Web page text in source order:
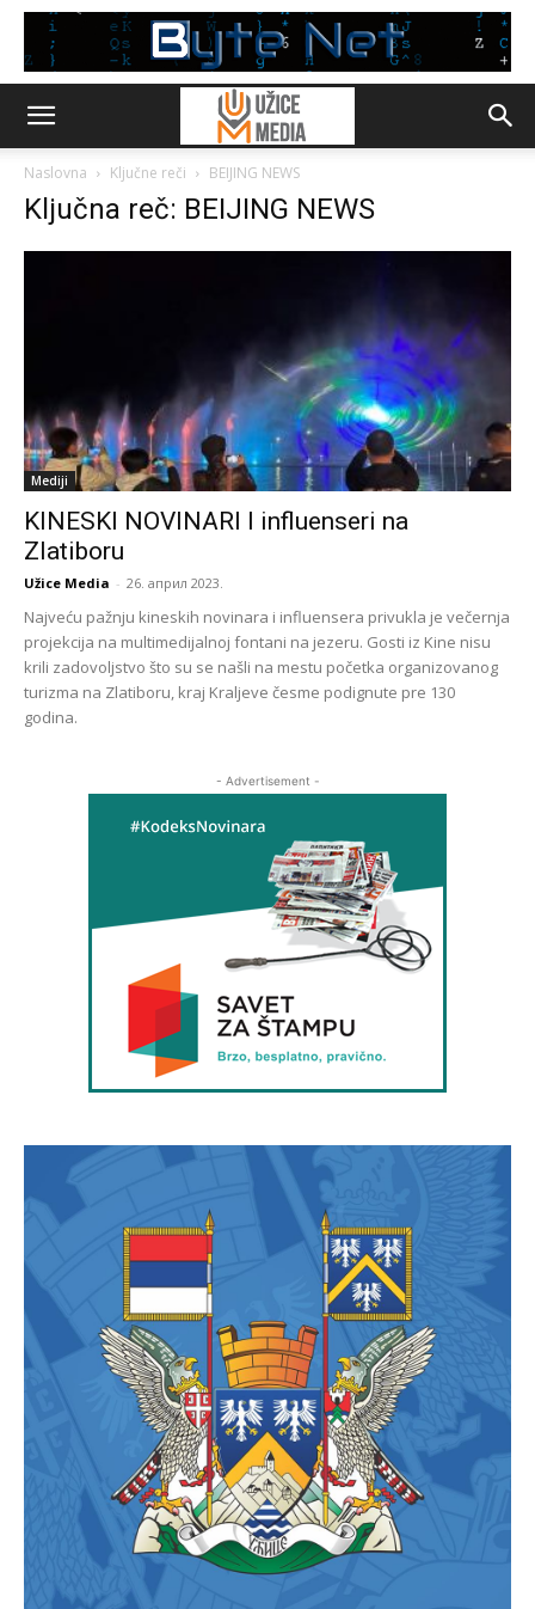
Naslovna Ključne reči BEIJING NEWS
Ključna reč: BEIJING NEWS
Mediji
KINESKI NOVINARI I influenseri na
Zlatiboru
Užice Media - 26. април 2023.
Najveću pažnju kineskih novinara i influensera privukla je večernja
projekcija na multimedijalnoj fontani na jezeru. Gosti iz Kine nisu
krili zadovoljstvo što su se našli na mestu početka organizovanog
turizma na Zlatiboru, kraj Kraljeve česme podignute pre 130
godina.
- Advertisement -